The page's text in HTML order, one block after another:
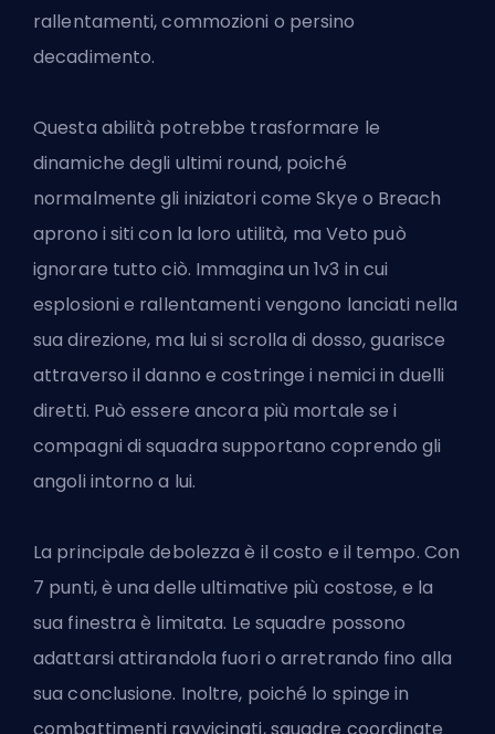
rallentamenti, commozioni o persino
decadimento.
Questa abilità potrebbe trasformare le
dinamiche degli ultimi round, poiché
normalmente gli iniziatori come Skye o Breach
aprono i siti con la loro utilità, ma Veto può
ignorare tutto ciò. Immagina un 1v3 in cui
esplosioni e rallentamenti vengono lanciati nella
sua direzione, ma lui si scrolla di dosso, guarisce
attraverso il danno e costringe i nemici in duelli
diretti. Può essere ancora più mortale se i
compagni di squadra supportano coprendo gli
angoli intorno a lui.
La principale debolezza è il costo e il tempo. Con
7 punti, è una delle ultimative più costose, e la
sua finestra è limitata. Le squadre possono
adattarsi attirandola fuori o arretrando fino alla
sua conclusione. Inoltre, poiché lo spinge in
combattimenti ravvicinati, squadre coordinate